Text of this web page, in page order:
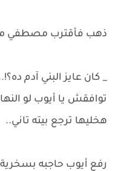
ذهب فأقترب مصطفي
_ كان عايز البني آدم
توافقش يا أيوب لو
هخليها ترجع بيته تاني..
رفع أيوب حاجبه بسخرية